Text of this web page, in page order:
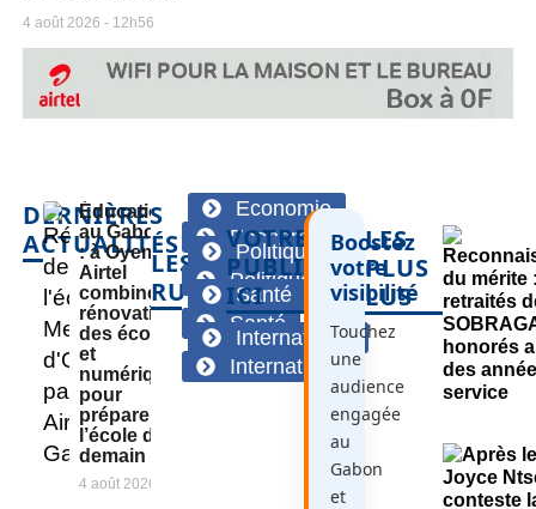
4 août 2026 12h56
DERNIÈRES
ACTUALITÉS
Éducation
au Gabon
: à Oyem,
Airtel
combine
rénovation
des écoles
et
numérique
pour
préparer
l’école de
demain
4 août 2026
LES
RUBRIQUES
Economie
Politique
Santé
International
Economie
Politique
Santé
International
VOTRE
PUBLICITÉ
ICI
Boostez
votre
visibilité
Touchez
une
audience
engagée
au
Gabon
et
LES
PLUS
LUS